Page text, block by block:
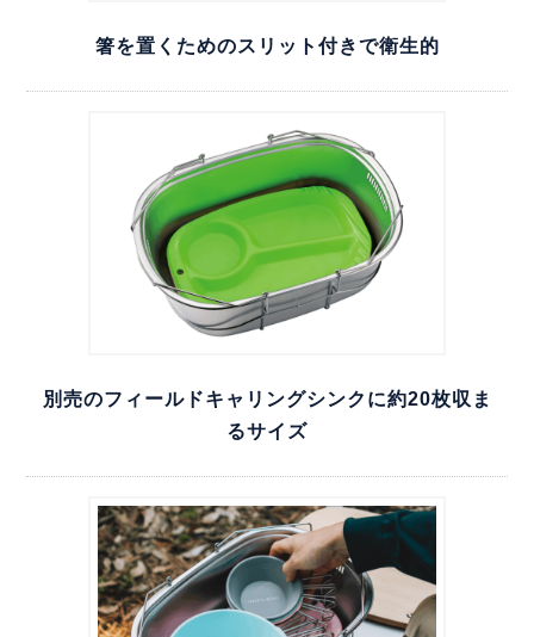
箸を置くためのスリット付きで衛生的
別売のフィールドキャリングシンクに約20枚収ま
るサイズ